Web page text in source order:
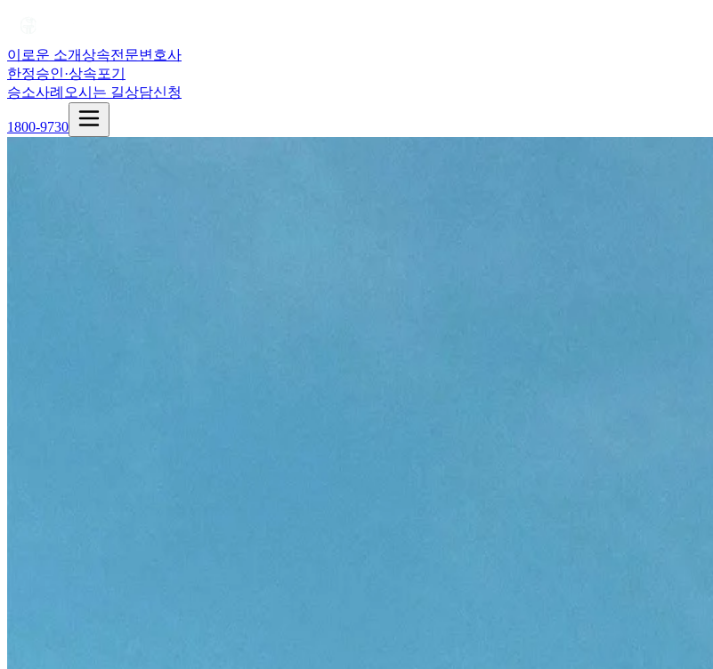
이로운 소개상속전문변호사
한정승인·상속포기
승소사례 오시는 길상담신청
1800-9730